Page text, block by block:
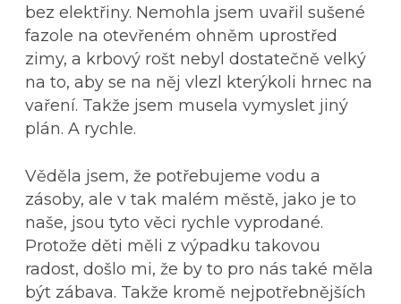
bez elektřiny. Nemohla jsem uvařil sušené
fazole na otevřeném ohněm uprostřed
zimy, a krbový rošt nebyl dostatečně velký
na to, aby se na něj vlezl kterýkoli hrnec na
vaření. Takže jsem musela vymyslet jiný
plán. A rychle.
Věděla jsem, že potřebujeme vodu a
zásoby, ale v tak malém městě, jako je to
naše, jsou tyto věci rychle vyprodané.
Protože děti měli z výpadku takovou
radost, došlo mi, že by to pro nás také měla
být zábava. Takže kromě nejpotřebnějších